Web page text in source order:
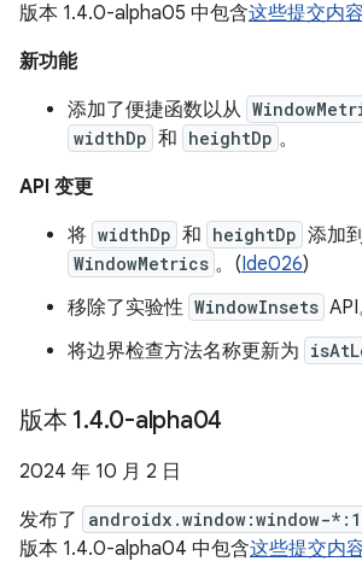
版本 1.4.0-alpha05 中包含这些提交内容
新功能
添加了便捷函数以从
widthDp 和 heightDp 。
API 变更
将 widthDp 和 heightDp 添加
WindowMetrics 。(Ide026)
移除了实验性 WindowInsets
将边界检查方法名称更新为
版本 1.4.0-alpha04
2024 年 10 月 2 日
发布了
androidx.window:window-
版本 1.4.0-alpha04 中包含这些提交内